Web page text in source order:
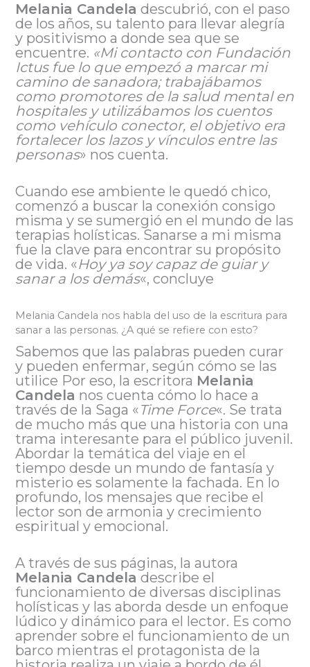
Melania Candela descubrió, con el paso
de los años, su talento para llevar alegría
y positivismo a donde sea que se
encuentre. «Mi contacto con Fundación
Ictus fue lo que empezó a marcar mi
camino de sanadora; trabajábamos
como promotores de la salud mental en
hospitales y utilizábamos los cuentos
como vehículo conector, el objetivo era
fortalecer los lazos y vínculos entre las
personas» nos cuenta.
Cuando ese ambiente le quedó chico,
comenzó a buscar la conexión consigo
misma y se sumergió en el mundo de las
terapias holísticas. Sanarse a mi misma
fue la clave para encontrar su propósito
de vida. «Hoy ya soy capaz de guiar y
sanar a los demás«, concluye
Melania Candela nos habla del uso de la escritura para
sanar a las personas. ¿A qué se refiere con esto?
Sabemos que las palabras pueden curar
y pueden enfermar, según cómo se las
utilice Por eso, la escritora Melania
Candela nos cuenta cómo lo hace a
través de la Saga «Time Force«. Se trata
de mucho más que una historia con una
trama interesante para el público juvenil.
Abordar la temática del viaje en el
tiempo desde un mundo de fantasía y
misterio es solamente la fachada. En lo
profundo, los mensajes que recibe el
lector son de armonia y crecimiento
espiritual y emocional.
A través de sus páginas, la autora
Melania Candela describe el
funcionamiento de diversas disciplinas
holísticas y las aborda desde un enfoque
lúdico y dinámico para el lector. Es como
aprender sobre el funcionamiento de un
barco mientras el protagonista de la